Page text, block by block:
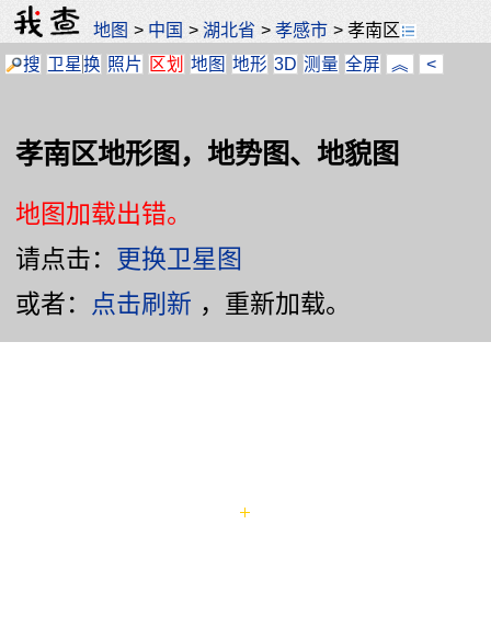
地图 > 中国 >湖北省 >孝感市 >孝南区
搜 卫星换 照片 区划 地图 地形 3D 测量 全屏 ︽ <
孝南区地形图，地势图、地貌图
地图加载出错。
请点击： 更换卫星图
或者： 点击刷新 ，重新加载。